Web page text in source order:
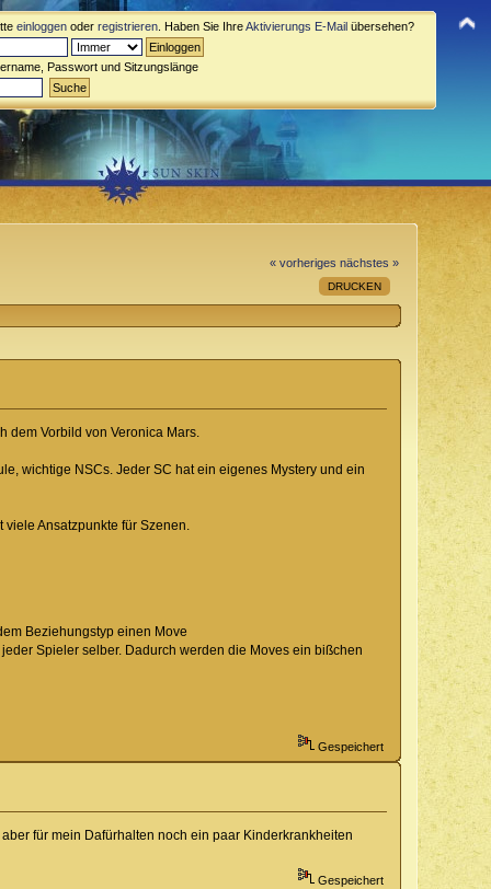
einloggen oder registrieren . Haben Sie IhreAktivierungs E-Mail übersehen?
Passwort und Sitzungslänge
« vorheriges nächstes »
DRUCKEN
dem Vorbild von Veronica Mars.
wichtige NSCs. Jeder SC hat ein eigenes Mystery und ein
Ansatzpunkte für Szenen.
Beziehungstyp einen Move
Spieler selber. Dadurch werden die Moves ein bißchen
Gespeichert
für mein Dafürhalten noch ein paar Kinderkrankheiten
Gespeichert